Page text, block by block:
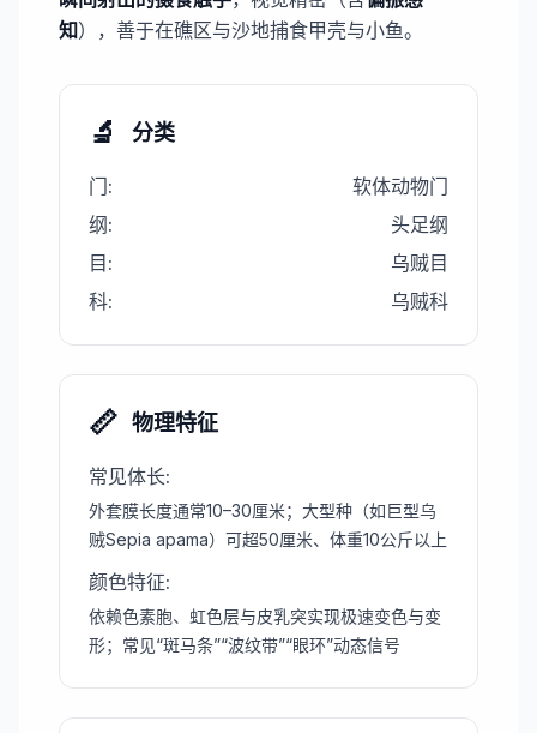
知），善于在礁区与沙地捕食甲壳与小鱼。
🔬 分类
门:
软体动物门
纲:
头足纲
目 :
乌贼目
科: 乌贼科
📏 物理特征
常见体长:
外套膜长度通常10–30厘米；大型种（如巨型乌
贼Sepia apama）可超50厘米、体重10公斤以上
颜色特征:
依赖色素胞、虹色层与皮乳突实现极速变色与变
形；常见“斑马条”“波纹带”“眼环”动态信号